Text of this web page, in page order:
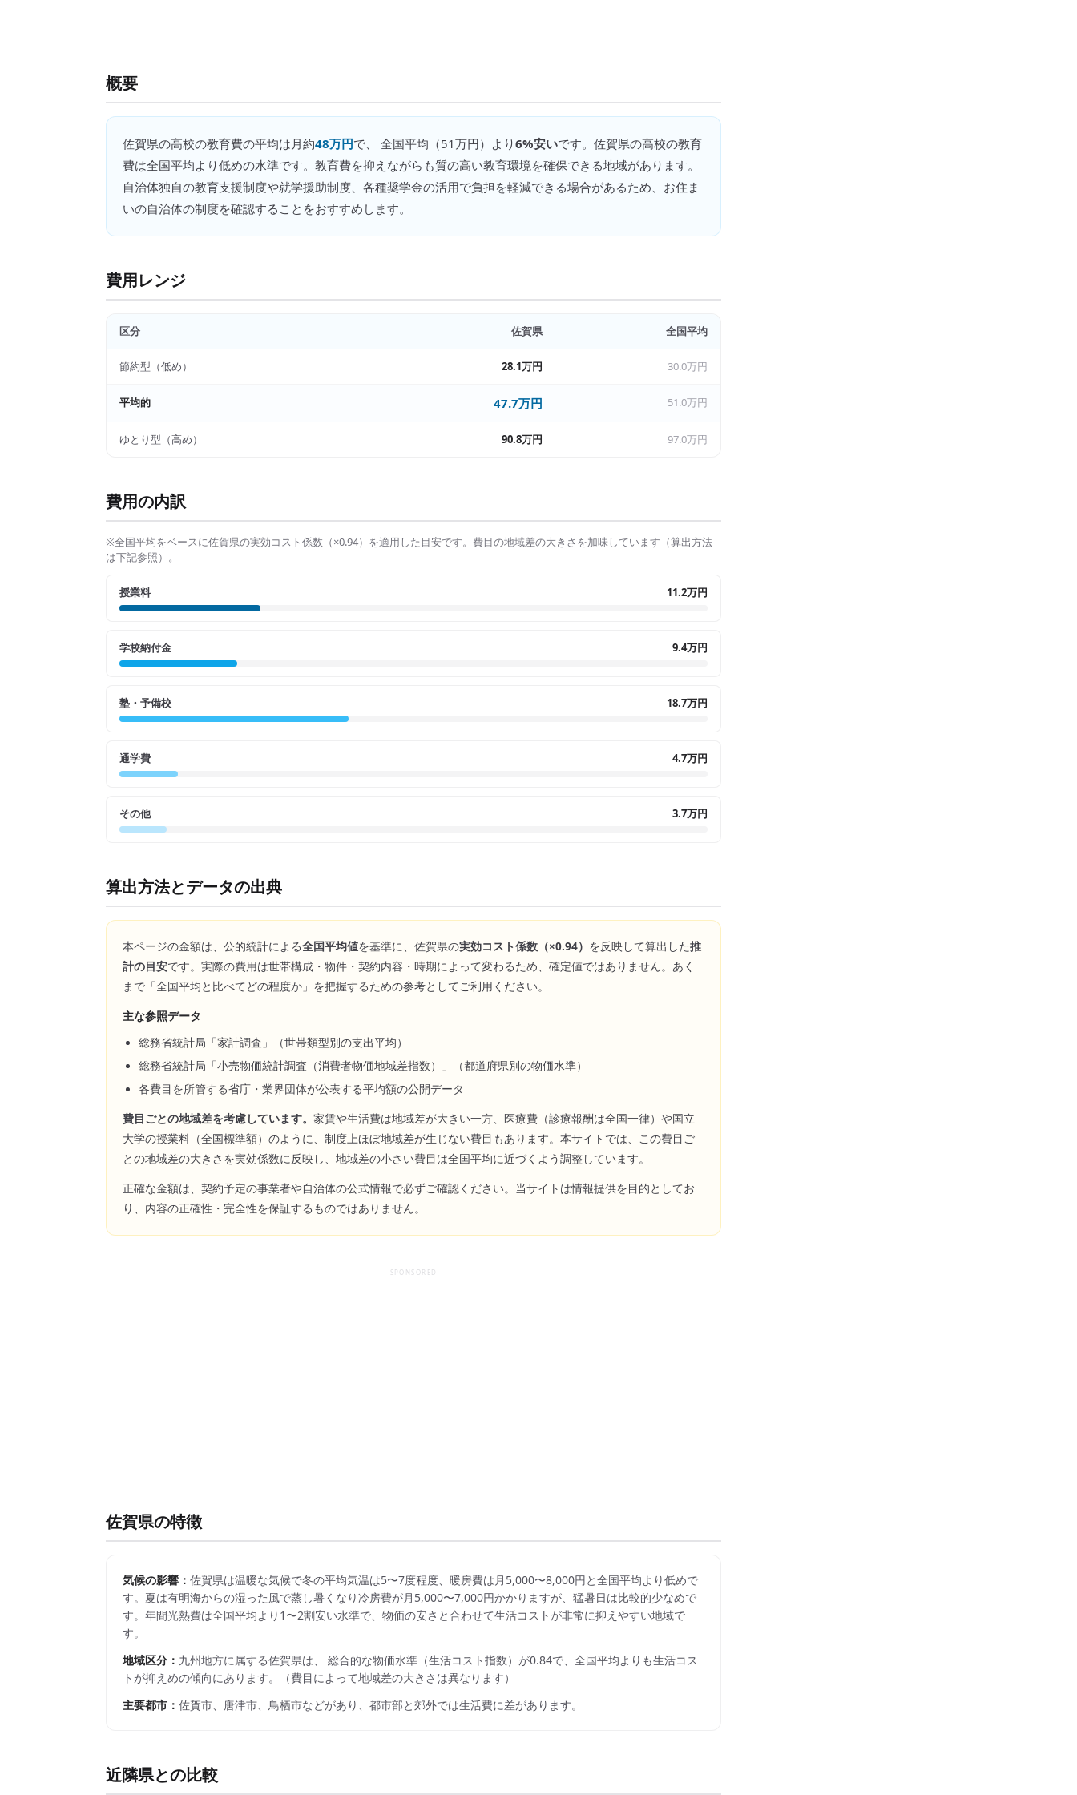
概要
佐賀県の高校の教育費の平均は月約48万円で、 全国平均（51万円）より6%安いです。 佐賀県の高校の教育
費は全国平均より低めの水準です。教育費を抑えながらも質の高い教育環境を確保できる地域があります。
自治体独自の教育支援制度や就学援助制度、各種奨学金の活用で負担を軽減できる場合があるため、お住ま
いの自治体の制度を確認することをおすすめします。
費用レンジ
区分 佐賀県 全国平均
節約型（低め） 28.1万円 30.0万円
平均的 47.7万円 51.0万円
ゆとり型（高め） 90.8万円 97.0万円
費用の内訳
※全国平均をベースに佐賀県の実効コスト係数（×0.94）を適用した目安です。費目の地域差の大きさを加味しています（算出方法
は下記参照）。
授業料 11.2万円
学校納付金 9.4万円
塾・予備校 18.7万円
通学費 4.7万円
その他 3.7万円
算出方法とデータの出典
本ページの金額は、公的統計による全国平均値を基準に、 佐賀県の実効コスト係数（×0.94） を反映して算出した推
計の目安です。実際の費用は世帯構成・物件・契約内容・時期によって変わるため、確定値ではありません。あく
まで「全国平均と比べてどの程度か」を把握するための参考としてご利用ください。
主な参照データ
総務省統計局「家計調査」（世帯類型別の支出平均）
総務省統計局「小売物価統計調査（消費者物価地域差指数）」（都道府県別の物価水準）
各費目を所管する省庁・業界団体が公表する平均額の公開データ
費目ごとの地域差を考慮しています。 家賃や生活費は地域差が大きい一方、医療費（診療報酬は全国一律）や国立
大学の授業料（全国標準額）のように、制度上ほぼ地域差が生じない費目もあります。本サイトでは、この費目ご
との地域差の大きさを実効係数に反映し、地域差の小さい費目は全国平均に近づくよう調整しています。
正確な金額は、契約予定の事業者や自治体の公式情報で必ずご確認ください。当サイトは情報提供を目的としてお
り、内容の正確性・完全性を保証するものではありません。
SPONSORED
佐賀県の特徴
気候の影響： 佐賀県は温暖な気候で冬の平均気温は5〜7度程度、暖房費は月5,000〜8,000円と全国平均より低めで
す。夏は有明海からの湿った風で蒸し暑くなり冷房費が月5,000〜7,000円かかりますが、猛暑日は比較的少なめで
す。年間光熱費は全国平均より1〜2割安い水準で、物価の安さと合わせて生活コストが非常に抑えやすい地域で
す。
地域区分： 九州地方に属する佐賀県は、 総合的な物価水準（生活コスト指数）が0.84で、 全国平均よりも生活コス
トが抑えめの傾向にあります。
（費目によって地域差の大きさは異なります）
主要都市： 佐賀市、唐津市、鳥栖市などがあり、都市部と郊外では生活費に差があります。
近隣県との比較